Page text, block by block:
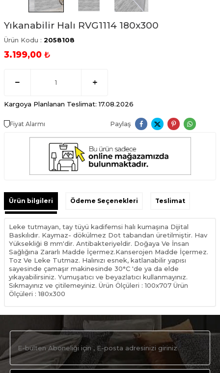
Yıkanabilir Halı RVG1114 180x300
Ürün Kodu : 2058108
3.199,00 ₺
Kargoya Planlanan Teslimat: 17.08.2026
Fiyat Alarmı Paylaş
Ürün bilgileri Ödeme Seçenekleri Teslimat
Leke tutmayan, tay tüyü kadifemsi halı kumaşına Dijital
Baskılıdır. Kaymaz- dökülmez Dot tabandan üretilmiştir. Hav
Yüksekliği 8 mm'dir. Antibakteriyeldir. Doğaya Ve İnsan
Sağlığına Zararlı Madde İçermez.Kanserojen Madde İçermez.
Toz Ve Leke Tutmaz. Halınızı esnek, katlanabilir yapısı
sayesinde çamaşır makinesinde 30°C 'de ya da elde
yıkayabilirsiniz. Yumuşatıcı ve beyazlatıcı kullanmayınız.
Sıkmayınız ve çitilemeyiniz. Ürün Ölçüleri : 100x707 Ürün
Ölçüleri : 180x300